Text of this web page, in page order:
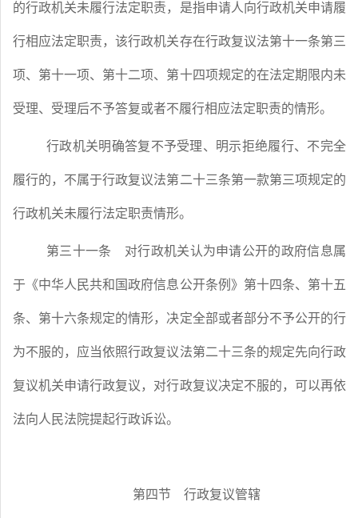
的行政机关未履行法定职责，是指申请人向行政机关申请履
行相应法定职责，该行政机关存在行政复议法第十一条第三
项、第十一项、第十二项、第十四项规定的在法定期限内未
受理、受理后不予答复或者不履行相应法定职责的情形。
行政机关明确答复不予受理、明示拒绝履行、不完全
履行的，不属于行政复议法第二十三条第一款第三项规定的
行政机关未履行法定职责情形。
第三十一条 对行政机关认为申请公开的政府信息属
于《中华人民共和国政府信息公开条例》第十四条、第十五
条、第十六条规定的情形，决定全部或者部分不予公开的行
为不服的，应当依照行政复议法第二十三条的规定先向行政
复议机关申请行政复议，对行政复议决定不服的，可以再依
法向人民法院提起行政诉讼。
第四节 行政复议管辖